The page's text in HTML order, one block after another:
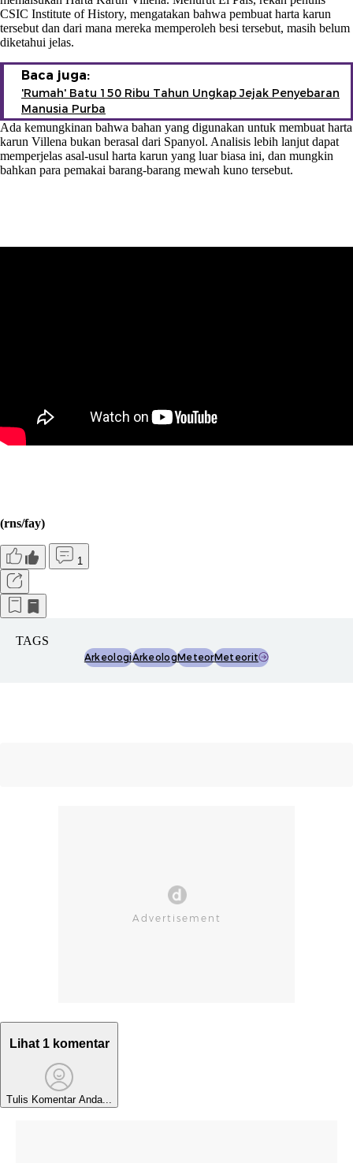
CSIC Institute of History, mengatakan bahwa pembuat harta karun
tersebut dan dari mana mereka memperoleh besi tersebut, masih belum
diketahui jelas.
Baca juga:
'Rumah' Batu 150 Ribu Tahun Ungkap Jejak Penyebaran
Manusia Purba
Ada kemungkinan bahwa bahan yang digunakan untuk membuat harta
karun Villena bukan berasal dari Spanyol. Analisis lebih lanjut dapat
memperjelas asal-usul harta karun yang luar biasa ini, dan mungkin
bahkan para pemakai barang-barang mewah kuno tersebut.
(rns/fay)
1
TAGS
ArkeologiArkeologMeteorMeteorit
Lihat 1 komentar
Tulis Komentar Anda...